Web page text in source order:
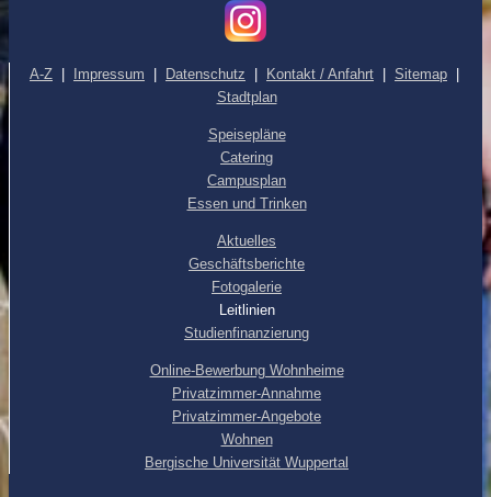
A-Z Impressum Datenschutz Kontakt / Anfahrt Sitemap
Stadtplan
Speisepläne
Catering
Campusplan
Essen und Trinken
Aktuelles
Geschäftsberichte
Fotogalerie
Leitlinien
Studienfinanzierung
Online-Bewerbung Wohnheime
Privatzimmer-Annahme
Privatzimmer-Angebote
Wohnen
Bergische Universität Wuppertal